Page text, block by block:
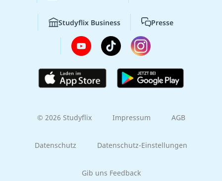
Studyflix Business Presse
© 2026 Studyflix Impressum AGB
Datenschutz Datenschutz-Einstellungen
Gib uns Feedback